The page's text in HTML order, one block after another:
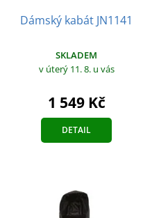
Dámský kabát JN1141
SKLADEM
v úterý 11. 8. u vás
1 549 Kč
DETAIL